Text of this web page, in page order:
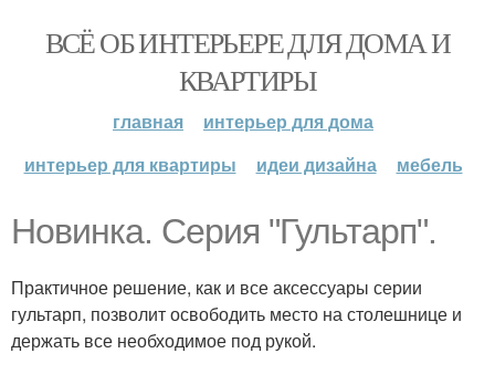
ВСЁ ОБ ИНТЕРЬЕРЕ ДЛЯ ДОМА И
КВАРТИРЫ
главная
интерьер для дома
интерьер для квартиры
идеи дизайна мебель
Новинка. Серия "Гультарп".
Практичное решение, как и все аксессуары серии
гультарп, позволит освободить место на столешнице и
держать все необходимое под рукой.